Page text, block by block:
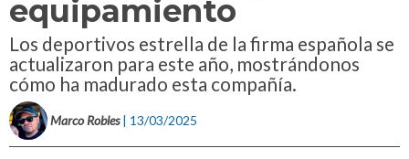
equipamiento
Los deportivos estrella de la firma española se
actualizaron para este año, mostrándonos
cómo ha madurado esta compañía.
Marco Robles | 13/03/2025